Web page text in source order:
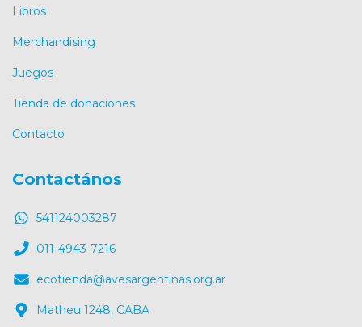
Libros
Merchandising
Juegos
Tienda de donaciones
Contacto
Contactános
541124003287
011-4943-7216
ecotienda@avesargentinas.org.ar
Matheu 1248, CABA